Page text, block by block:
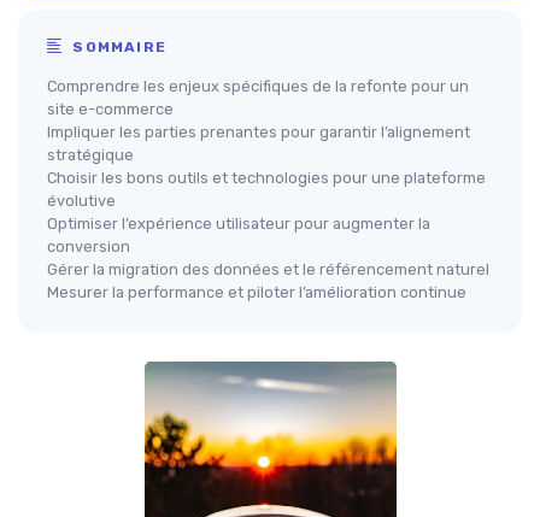
SOMMAIRE
Comprendre les enjeux spécifiques de la refonte pour un
site e-commerce
Impliquer les parties prenantes pour garantir l’alignement
stratégique
Choisir les bons outils et technologies pour une plateforme
évolutive
Optimiser l’expérience utilisateur pour augmenter la
conversion
Gérer la migration des données et le référencement naturel
Mesurer la performance et piloter l’amélioration continue